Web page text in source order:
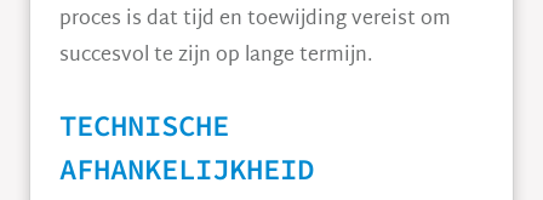
proces is dat tijd en toewijding vereist om
succesvol te zijn op lange termijn.
TECHNISCHE
AFHANKELIJKHEID